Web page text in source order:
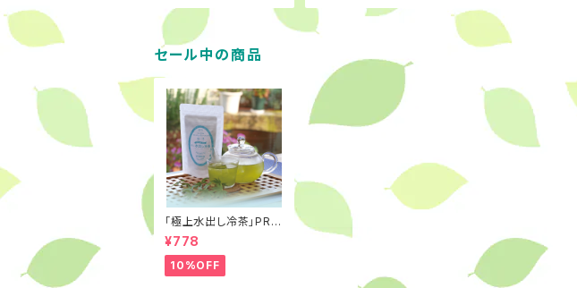
セール中の商品
「極上水出し冷茶」PRE
MIUM TEA BAG ８
月のお買い得 10％オ
フ
¥778
10%OFF